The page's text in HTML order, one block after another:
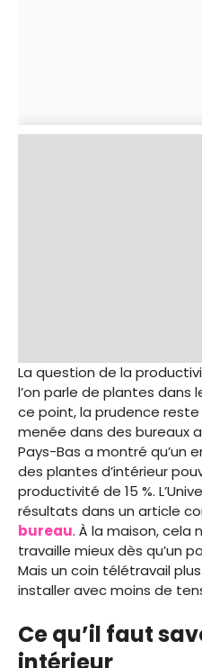
La question de la
l’on parle de plantes dans
ce point, la prudence
menée dans des bureaux
Pays-Bas a montré qu’un
des plantes d’intérieur
productivité de 15 %.
résultats dans un article
bureau. À la maison, cela
travaille mieux dès qu’un
Mais un coin télétravail
installer avec moins de
Ce qu’il faut